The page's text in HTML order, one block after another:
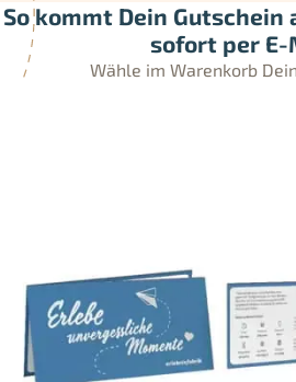
So kommt Dein Gutschein
sofort per E-
Wähle im Warenkorb